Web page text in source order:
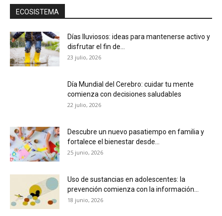
ECOSISTEMA
Días lluviosos: ideas para mantenerse activo y
disfrutar el fin de...
23 julio, 2026
Día Mundial del Cerebro: cuidar tu mente
comienza con decisiones saludables
22 julio, 2026
Descubre un nuevo pasatiempo en familia y
fortalece el bienestar desde...
25 junio, 2026
Uso de sustancias en adolescentes: la
prevención comienza con la información...
18 junio, 2026